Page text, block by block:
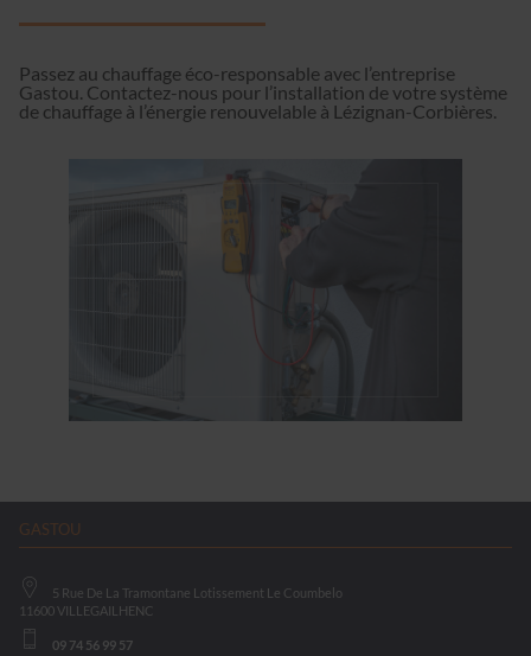
Passez au chauffage éco-responsable avec l’entreprise
Gastou. Contactez-nous pour l’installation de votre système
de chauffage à l’énergie renouvelable à Lézignan-Corbières.
GASTOU
5 Rue De La Tramontane Lotissement Le Coumbelo
11600VILLEGAILHENC
09 74 56 99 57